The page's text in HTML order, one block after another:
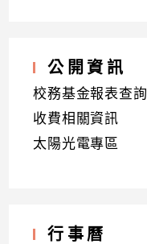
公開資訊
校務基金報表查詢
收費相關資訊
太陽光電專區
行事曆